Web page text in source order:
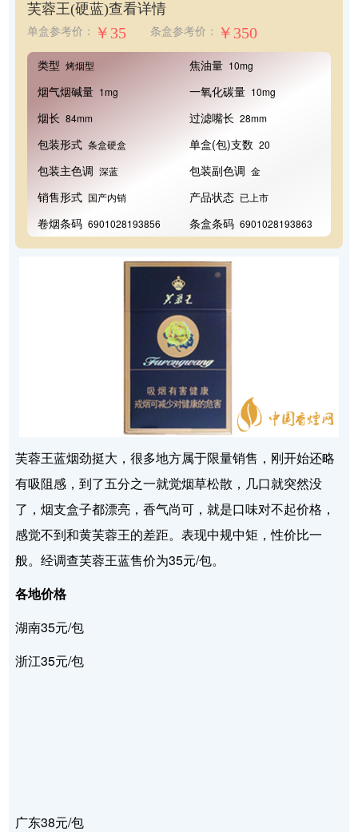
芙蓉王(硬蓝)查看详情
单盒参考价： ￥35 条盒参考价： ￥350
类型 烤烟型 焦油量 10mg
烟气烟碱量 1mg 一氧化碳量 10mg
烟长 84mm 过滤嘴长 28mm
包装形式 条盒硬盒 单盒(包)支数 20
包装主色调 深蓝 包装副色调 金
销售形式 国产内销 产品状态 已上市
卷烟条码 6901028193856 条盒条码 6901028193863
芙蓉王蓝烟劲挺大，很多地方属于限量销售，刚开始还略
有吸阻感，到了五分之一就觉烟草松散，几口就突然没
了，烟支盒子都漂亮，香气尚可，就是口味对不起价格，
感觉不到和黄芙蓉王的差距。表现中规中矩，性价比一
般。经调查芙蓉王蓝售价为35元/包。
各地价格
湖南35元/包
浙江35元/包
广东38元/包